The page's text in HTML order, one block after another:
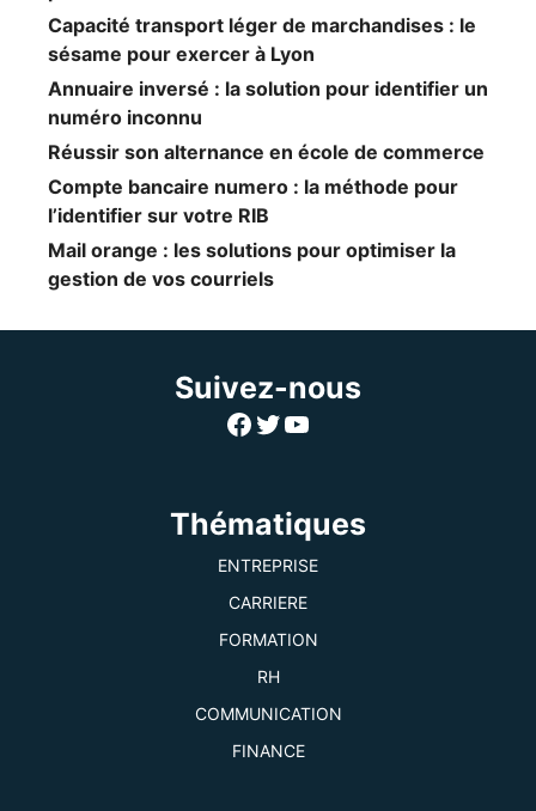
Capacité transport léger de marchandises : le
sésame pour exercer à Lyon
Annuaire inversé : la solution pour identifier un
numéro inconnu
Réussir son alternance en école de commerce
Compte bancaire numero : la méthode pour
l’identifier sur votre RIB
Mail orange : les solutions pour optimiser la
gestion de vos courriels
Suivez-nous
Facebook
Twitter
YouTube
Thématiques
ENTREPRISE
CARRIERE
FORMATION
RH
COMMUNICATION
FINANCE